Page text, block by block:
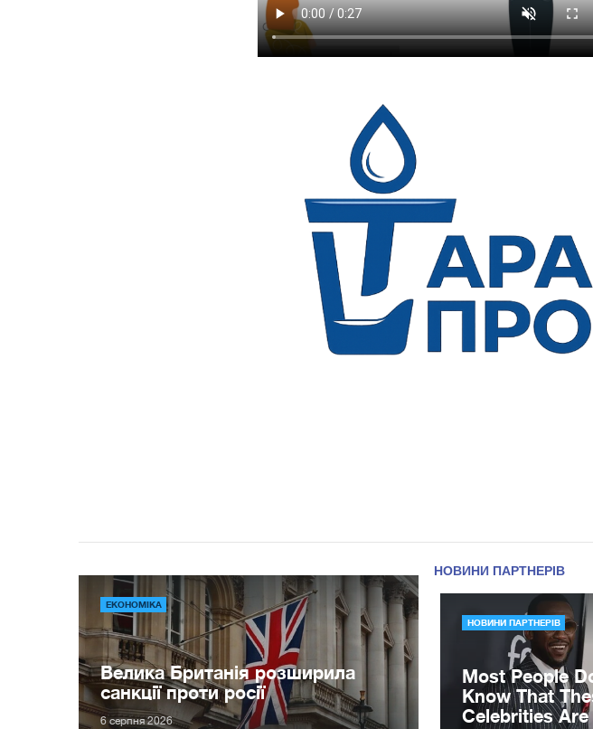
ЕКОНОМІКА
Велика Британія розширила
санкції проти росії
6 серпня 2026